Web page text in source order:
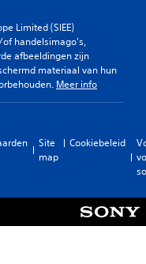
Limited (SIEE)
handelsimago's,
afbeeldingen zijn
materiaal van hun
Meer info
Site
map
Cookiebeleid